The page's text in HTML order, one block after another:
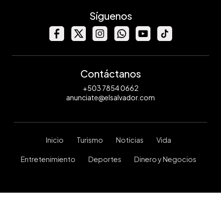
Síguenos
Contáctanos
+503 7854 0662
anunciate@elsalvador.com
Inicio Turismo Noticias Vida
Entretenimiento Deportes Dinero y Negocios